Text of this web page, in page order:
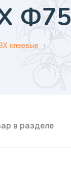
Ф75
клеевые
в разделе